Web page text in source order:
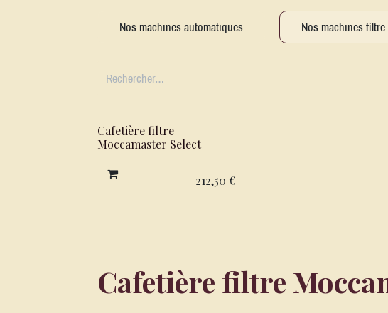
Nos machines automatiques Nos machines
Cafetière filtre
Moccamaster Select
212,50 €
Cafetière filtre